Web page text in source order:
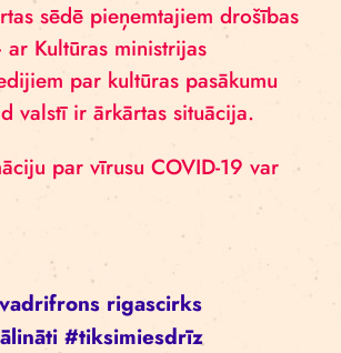
sēdē pieņemtajiem drošības
Kultūras ministrijas
par kultūras pasākumu
valstī ir ārkārtas situācija.
par vīrusu COVID-19 var
rigascirks
#tiksimiesdrīz